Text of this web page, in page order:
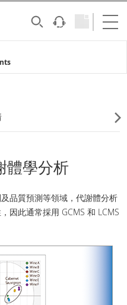
體學分析
品質預測等領域，代謝體分析
因此通常採用 GCMS 和 LCMS